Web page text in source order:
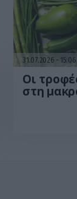
31.07.2026 15:06
Οι
στη